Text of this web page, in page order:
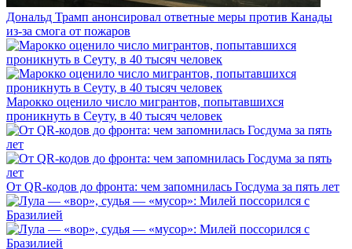
Дональд Трамп анонсировал ответные меры против Канады
из-за смога от пожаров
Марокко оценило число мигрантов, попытавшихся
проникнуть в Сеуту, в 40 тысяч человек
От QR-кодов до фронта: чем запомнилась Госдума за пять лет